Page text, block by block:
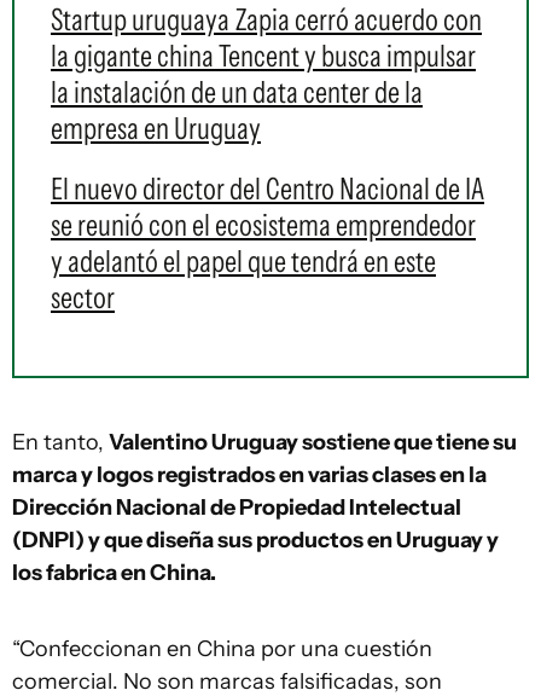
Startup uruguaya Zapia cerró acuerdo con
la gigante china Tencent y busca impulsar
la instalación de un data center de la
empresa en Uruguay
El nuevo director del Centro Nacional de IA
se reunió con el ecosistema emprendedor
y adelantó el papel que tendrá en este
sector
En tanto, Valentino Uruguay sostiene que tiene su
marca y logos registrados en varias clases en la
Dirección Nacional de Propiedad Intelectual
(DNPI) y que diseña sus productos en Uruguay y
los fabrica en China.
“Confeccionan en China por una cuestión
comercial. No son marcas falsificadas, son